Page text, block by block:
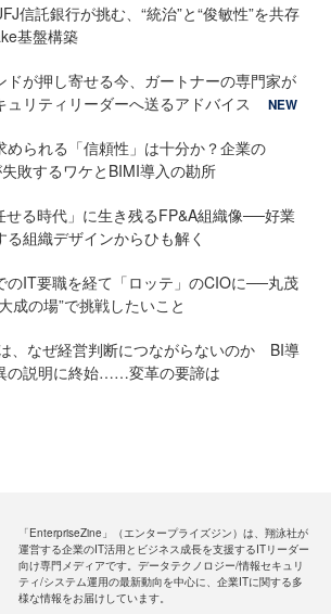
信託銀行が挑む、“統治”と“俊敏性”を共存
基盤構築
ドが押し寄せる今、ガートナーの専門家が
ュリティリーダーへ送るアドバイス
NEW
められる「信頼性」は十分か？企業の
敗するワケとBIMI導入の勘所
せる時代」に生き残るFP&A組織像──好業
組織デザインからひも解く
のIT要職を経て「ロッテ」のCIOに──丸茂
成の場”で挑戦したいこと
、なぜ経営判断につながらないのか BI導
の説明に終始……変革の要諦は
「EnterpriseZine」（エンタープライズジン）は、翔泳社が
運営する企業のIT活用とビジネス成長を支援するITリーダー
向け専門メディアです。データテクノロジー/情報セキュリ
ティ/システム運用の最新動向を中心に、企業ITに関する多
様な情報をお届けしています。